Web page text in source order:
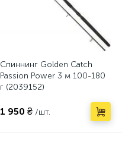
Спиннинг Golden Catch
Passion Power 3 м 100-180
г (2039152)
1 950 ₴ /шт.